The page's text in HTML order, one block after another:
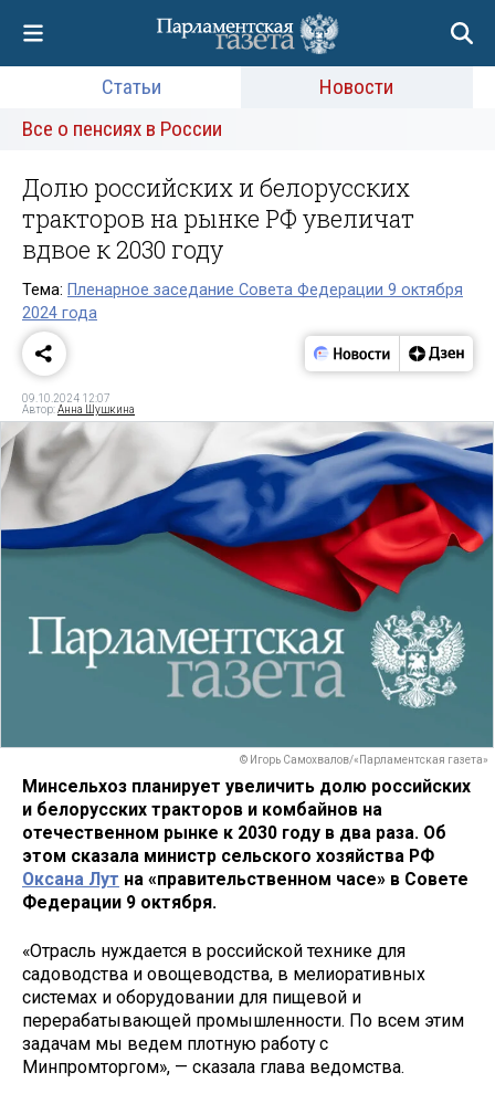
Статьи
Новости
Все о пенсиях в России
Долю российских и белорусских
тракторов на рынке РФ увеличат
вдвое к 2030 году
Тема: Пленарное заседание Совета Федерации 9 октября
2024 года
09.10.2024 12:07
Автор:Анна Шушкина
© Игорь Самохвалов/«Парламентская газета»
Минсельхоз планирует увеличить долю российских
и белорусских тракторов и комбайнов на
отечественном рынке к 2030 году в два раза. Об
этом сказала министр сельского хозяйства РФ
Оксана Лут на «правительственном часе» в Совете
Федерации 9 октября.
«Отрасль нуждается в российской технике для
садоводства и овощеводства, в мелиоративных
системах и оборудовании для пищевой и
перерабатывающей промышленности. По всем этим
задачам мы ведем плотную работу с
Минпромторгом», — сказала глава ведомства.